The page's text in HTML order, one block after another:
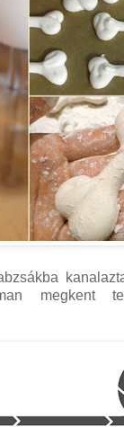
megkent